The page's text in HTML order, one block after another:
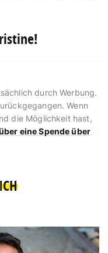
durch Werbung.
Wenn
die Möglichkeit hast,
eine Spende über